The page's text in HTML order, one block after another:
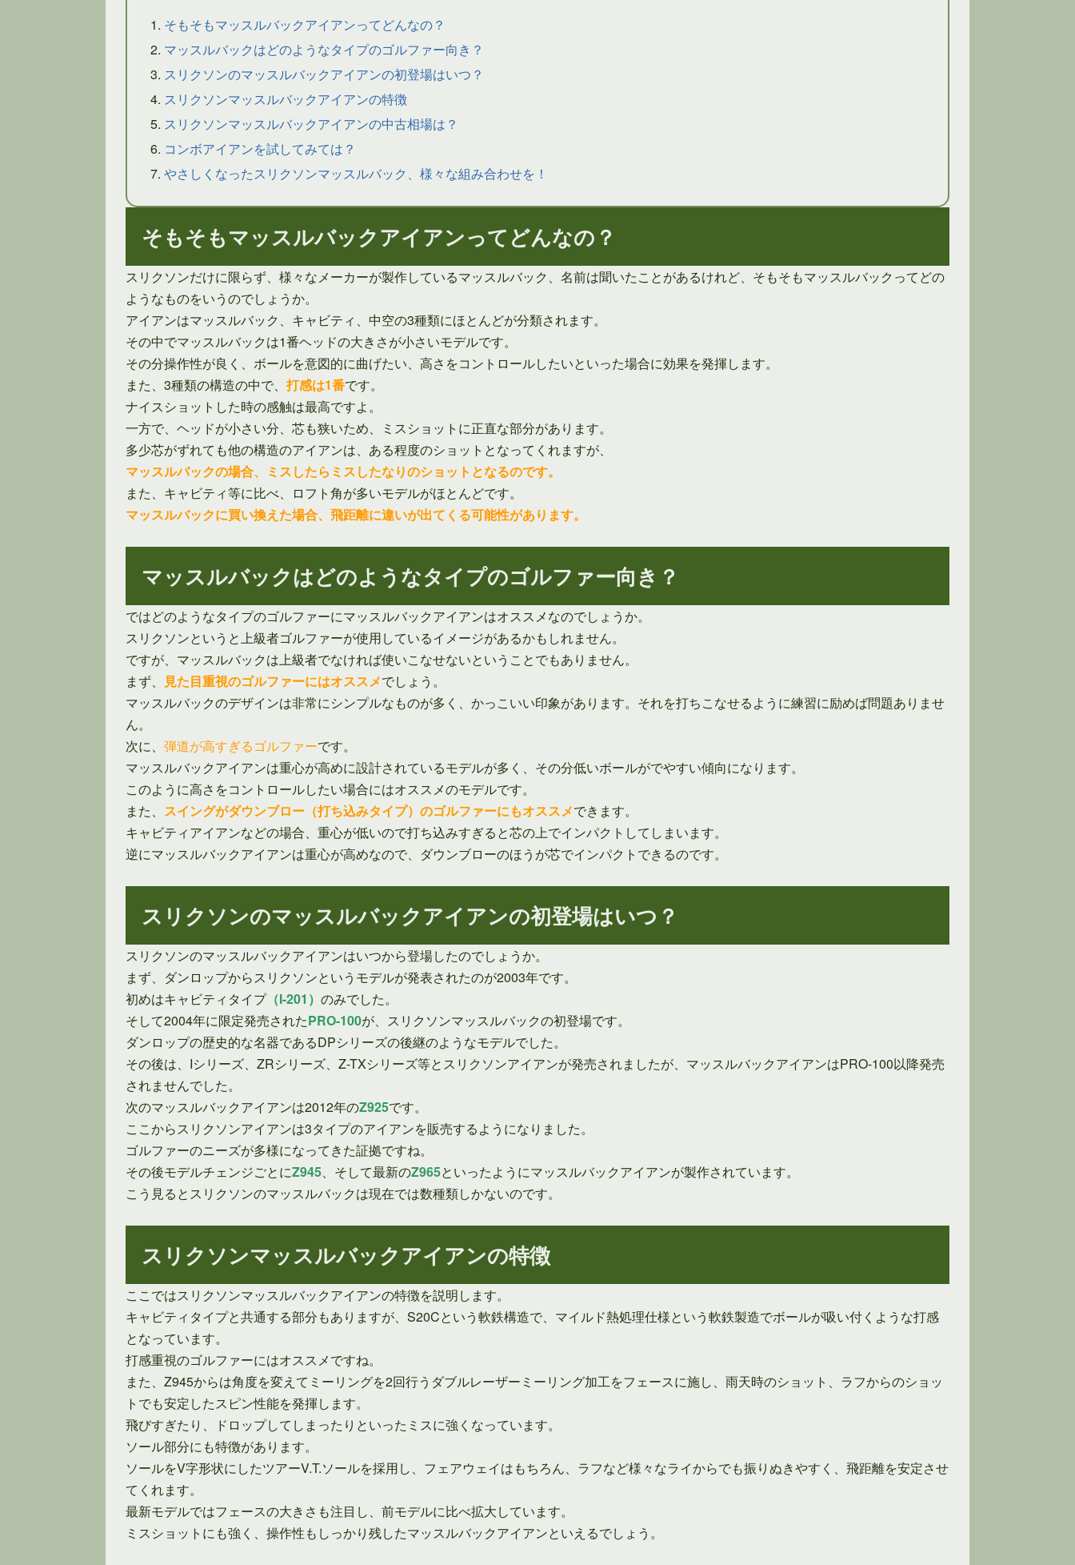
そもそもマッスルバックアイアンってどんなの？
マッスルバックはどのようなタイプのゴルファー向き？
スリクソンのマッスルバックアイアンの初登場はいつ？
スリクソンマッスルバックアイアンの特徴
スリクソンマッスルバックアイアンの中古相場は？
コンボアイアンを試してみては？
やさしくなったスリクソンマッスルバック、様々な組み合わせを！
そもそもマッスルバックアイアンってどんなの？
スリクソンだけに限らず、様々なメーカーが製作しているマッスルバック、名前は聞いたことがあるけれど、そもそもマッスルバックってどの
ようなものをいうのでしょうか。
アイアンはマッスルバック、キャビティ、中空の3種類にほとんどが分類されます。
その中でマッスルバックは1番ヘッドの大きさが小さいモデルです。
その分操作性が良く、ボールを意図的に曲げたい、高さをコントロールしたいといった場合に効果を発揮します。
また、3種類の構造の中で、打感は1番です。
ナイスショットした時の感触は最高ですよ。
一方で、ヘッドが小さい分、芯も狭いため、ミスショットに正直な部分があります。
多少芯がずれても他の構造のアイアンは、ある程度のショットとなってくれますが、
マッスルバックの場合、ミスしたらミスしたなりのショットとなるのです。
また、キャビティ等に比べ、ロフト角が多いモデルがほとんどです。
マッスルバックに買い換えた場合、飛距離に違いが出てくる可能性があります。
マッスルバックはどのようなタイプのゴルファー向き？
ではどのようなタイプのゴルファーにマッスルバックアイアンはオススメなのでしょうか。
スリクソンというと上級者ゴルファーが使用しているイメージがあるかもしれません。
ですが、マッスルバックは上級者でなければ使いこなせないということでもありません。
まず、
見た目重視のゴルファーにはオススメでしょう。
マッスルバックのデザインは非常にシンプルなものが多く、かっこいい印象があります。それを打ちこなせるように練習に励めば問題ありませ
ん。
次に、 弾道が高すぎるゴルファーです。
マッスルバックアイアンは重心が高めに設計されているモデルが多く、その分低いボールがでやすい傾向になります。
このように高さをコントロールしたい場合にはオススメのモデルです。
また、 スイングがダウンブロー（打ち込みタイプ）のゴルファーにもオススメできます。
キャビティアイアンなどの場合、重心が低いので打ち込みすぎると芯の上でインパクトしてしまいます。
逆にマッスルバックアイアンは重心が高めなので、ダウンブローのほうが芯でインパクトできるのです。
スリクソンのマッスルバックアイアンの初登場はいつ？
スリクソンのマッスルバックアイアンはいつから登場したのでしょうか。
まず、ダンロップからスリクソンというモデルが発表されたのが2003年です。
初めはキャビティタイプ（I-201） のみでした。
そして2004年に限定発売されたPRO-100が、スリクソンマッスルバックの初登場です。
ダンロップの歴史的な名器であるDPシリーズの後継のようなモデルでした。
その後は、Iシリーズ、ZRシリーズ、Z-TXシリーズ等とスリクソンアイアンが発売されましたが、マッスルバックアイアンはPRO-100以降発売
されませんでした。
次のマッスルバックアイアンは2012年のZ925です。
ここからスリクソンアイアンは3タイプのアイアンを販売するようになりました。
ゴルファーのニーズが多様になってきた証拠ですね。
その後モデルチェンジごとにZ945、そして最新のZ965といったようにマッスルバックアイアンが製作されています。
こう見るとスリクソンのマッスルバックは現在では数種類しかないのです。
スリクソンマッスルバックアイアンの特徴
ここではスリクソンマッスルバックアイアンの特徴を説明します。
キャビティタイプと共通する部分もありますが、S20Cという軟鉄構造で、マイルド熱処理仕様という軟鉄製造でボールが吸い付くような打感
となっています。
打感重視のゴルファーにはオススメですね。
また、Z945からは角度を変えてミーリングを2回行うダブルレーザーミーリング加工をフェースに施し、雨天時のショット、ラフからのショッ
トでも安定したスピン性能を発揮します。
飛びすぎたり、ドロップしてしまったりといったミスに強くなっています。
ソール部分にも特徴があります。
ソールをV字形状にしたツアーV.T.ソールを採用し、フェアウェイはもちろん、ラフなど様々なライからでも振りぬきやすく、飛距離を安定させ
てくれます。
最新モデルではフェースの大きさも注目し、前モデルに比べ拡大しています。
ミスショットにも強く、操作性もしっかり残したマッスルバックアイアンといえるでしょう。